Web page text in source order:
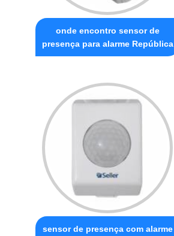
onde encontro sensor de
presença para alarme República
sensor de presença com alarme